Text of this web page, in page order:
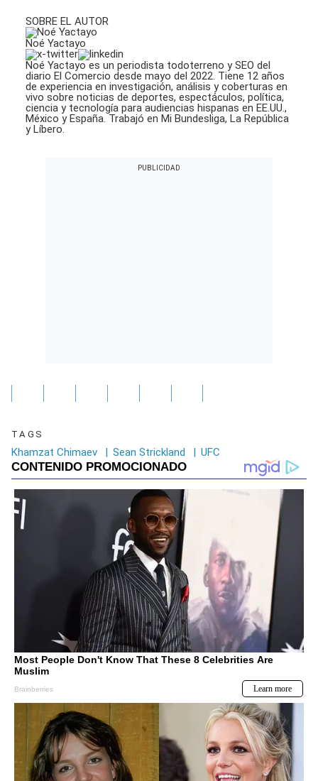
SOBRE EL AUTOR
Noé Yactayo
Noé Yactayo es un periodista todoterreno y SEO del
diario El Comercio desde mayo del 2022. Tiene 12 años
de experiencia en investigación, análisis y coberturas en
vivo sobre noticias de deportes, espectáculos, política,
ciencia y tecnología para audiencias hispanas en EE.UU.,
México y España. Trabajó en Mi Bundesliga, La República
y Líbero.
TAGS
Khamzat Chimaev | Sean Strickland | UFC